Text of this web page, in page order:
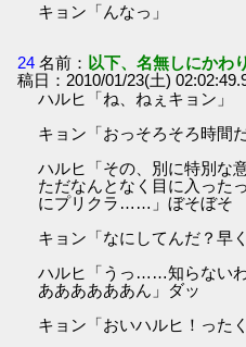
キョン「んなっ」
24 名前： 以下、名無しにかわ
稿日：2010/01/23(土)
ハルヒ「ね、ねぇキョン」
キョン「おっそろそろ時間
ハルヒ「その、別に特別な
ただなんとなく目に入った
にプリクラ……」ぼそぼそ
キョン「なにしてんだ？早
ハルヒ「うっ……知らない
ああああああん」ダッ
キョン「おいハルヒ！った